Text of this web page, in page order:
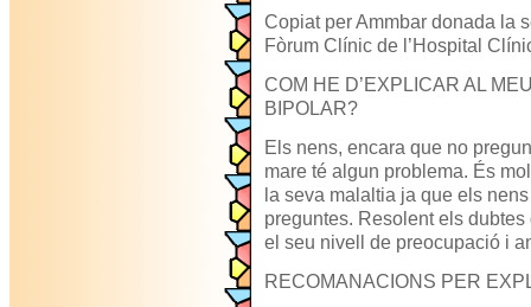
Copiat per Ammbar donada la
Fòrum Clínic de l’Hospital
COM HE D’EXPLICAR AL
BIPOLAR?
Els nens, encara que no
mare té algun problema. És
la seva malaltia ja que els
preguntes. Resolent els
el seu nivell de preocupació i
RECOMANACIONS PER